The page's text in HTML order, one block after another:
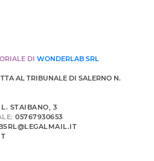
DI WONDERLAB SRL
AL TRIBUNALE DI SALERNO N.
STAIBANO, 3
05767930653